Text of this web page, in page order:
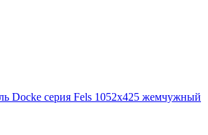
Docke серия Fels 1052x425 жемчужный